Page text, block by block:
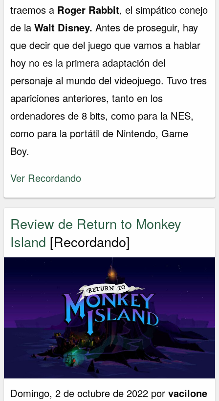
traemos a Roger Rabbit, el simpático conejo
de laWalt Disney.Antes de proseguir, hay
que decir que del juego que vamos a hablar
hoy no es la primera adaptación del
personaje al mundo del videojuego. Tuvo tres
apariciones anteriores, tanto en los
ordenadores de 8 bits, como para la NES,
como para la portátil de Nintendo, Game
Boy.
Ver Recordando
Review de Return to Monkey
Island [Recordando]
Domingo, 2 de octubre de 2022 porvacilone